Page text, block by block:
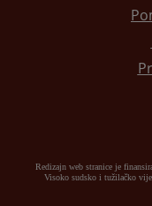
Redizajn web stranice je
Visoko sudsko i tužilačko